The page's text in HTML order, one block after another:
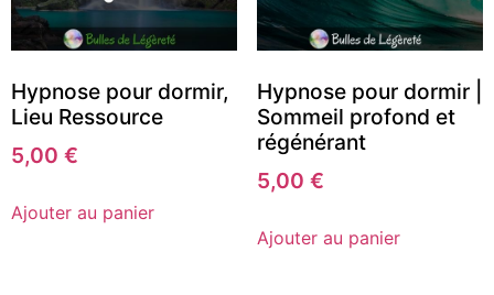
Hypnose pour dormir,
Lieu Ressource
5,00 €
Ajouter au panier
Hypnose pour dormir |
Sommeil profond et
régénérant
5,00 €
Ajouter au panier